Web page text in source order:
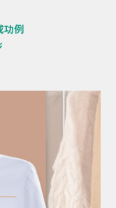
功例